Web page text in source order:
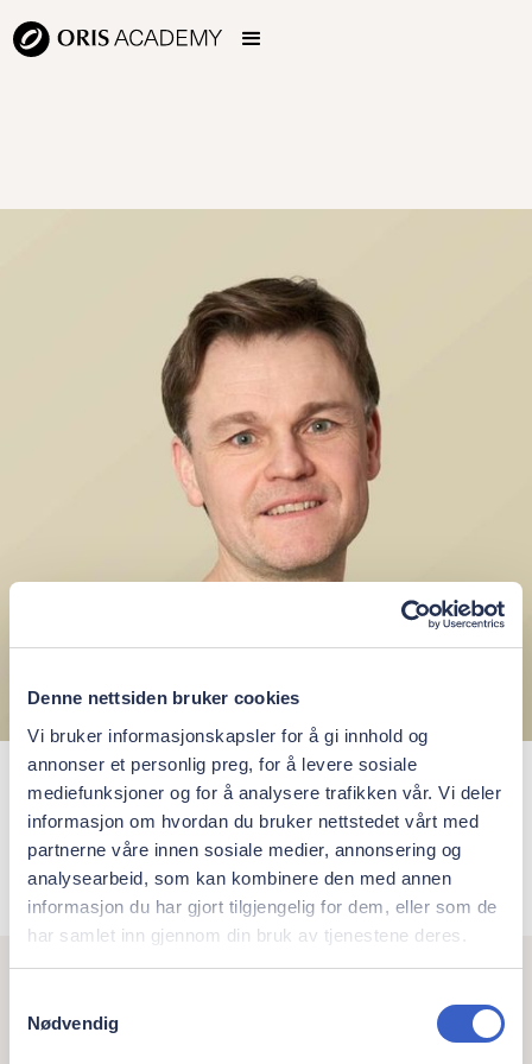
Denne nettsiden bruker cookies
Vi bruker informasjonskapsler for å gi innhold og
annonser et personlig preg, for å levere sosiale
mediefunksjoner og for å analysere trafikken vår. Vi deler
informasjon om hvordan du bruker nettstedet vårt med
partnerne våre innen sosiale medier, annonsering og
analysearbeid, som kan kombinere den med annen
informasjon du har gjort tilgjengelig for dem, eller som de
har samlet inn gjennom din bruk av tjenestene deres.
Nødvendig
Gaute Lyngstad
Spesialist i oral kirurgi og oral medisin